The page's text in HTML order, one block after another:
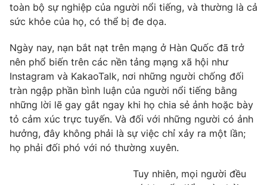
toàn bộ sự nghiệp của người nổi tiếng, và thường là cả
sức khỏe của họ, có thể bị đe dọa.
Ngày nay, nạn bắt nạt trên mạng ở Hàn Quốc đã trở
nên phổ biến trên các nền tảng mạng xã hội như
Instagram và KakaoTalk, nơi những người chống đối
tràn ngập phần bình luận của người nổi tiếng bằng
những lời lẽ gay gắt ngay khi họ chia sẻ ảnh hoặc bày
tỏ cảm xúc trực tuyến. Và đối với những người có ảnh
hưởng, đây không phải là sự việc chỉ xảy ra một lần;
họ phải đối phó với nó thường xuyên.
Tuy nhiên, mọi người đều